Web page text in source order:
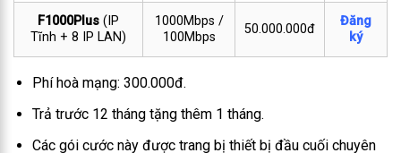
F1000Plus (IP
Tĩnh + 8 IP LAN)
1000Mbps /
100Mbps
50.000.000đ
Đăng
ký
Phí hoà mạng: 300.000đ.
Trả trước 12 tháng tặng thêm 1 tháng.
Các gói cước này được trang bị thiết bị đầu cuối chuyên